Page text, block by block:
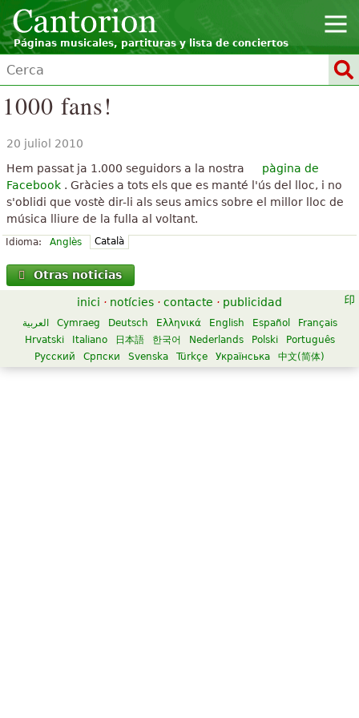
Páginas musicales, partituras y lista de conciertos
1000 fans!
20 juliol 2010
Hem passat ja 1.000 seguidors a la nostra
pàgina de
Facebook . Gràcies a tots els que es manté l'ús del lloc, i no
s'oblidi que vostè dir-li als seus amics sobre el millor lloc de
música lliure de la fulla al voltant.
Idioma: Anglès Català
Otras noticias
inici · notícies · contacte · publicidad
العربية Cymraeg Deutsch Ελληνικά English Español
Français
Hrvatski
Italiano 日本語 한국어 Nederlands Polski
Português
Русский
Српски Svenska Türkçe Українська 中文(简体)